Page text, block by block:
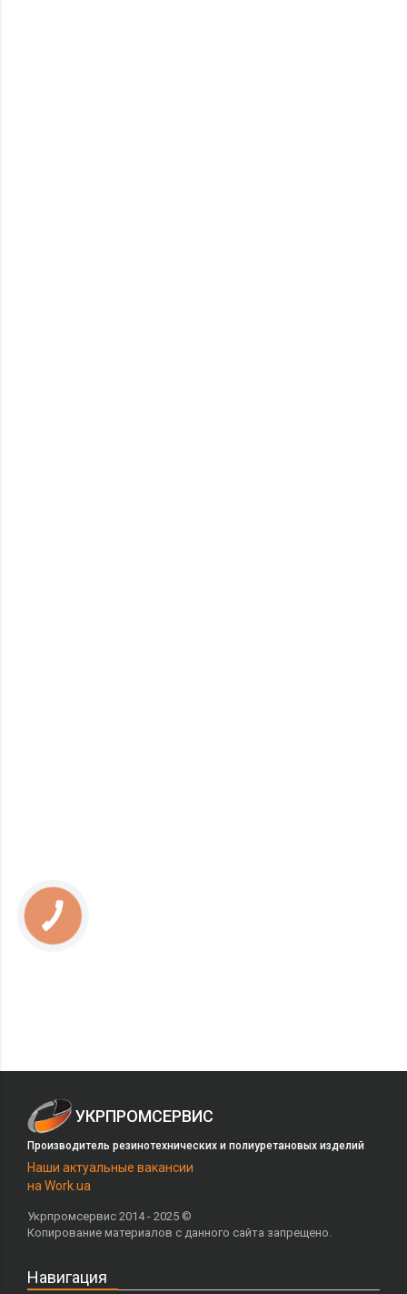
УКРПРОМСЕРВИС
Производитель резинотехнических и полиуретановых изделий
Наши актуальные вакансии
на Work.ua
Укрпромсервис 2014 - 2025 ©
Копирование материалов с данного сайта запрещено.
Навигация